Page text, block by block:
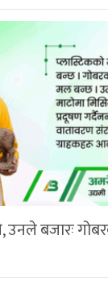
बजारः